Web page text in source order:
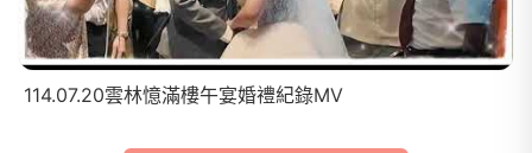
114.07.20雲林憶滿樓午宴婚禮紀錄MV